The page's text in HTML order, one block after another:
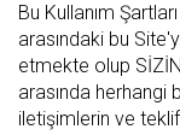
Bu Kullanım
arasındaki bu
etmekte olup
arasında herhangi
iletişimlerin ve